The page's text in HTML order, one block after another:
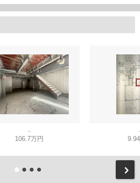
-
106.7万円